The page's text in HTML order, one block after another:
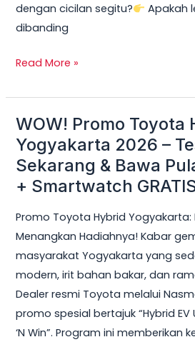
dengan cicilan segitu?
Apakah
dibanding
Jutaan,
DP
&
Read More »
WOW! Promo Toyota
Yogyakarta 2026 –
Sekarang & Bawa
+ Smartwatch
Promo Toyota Hybrid Yogyakarta:
Menangkan Hadiahnya! Kabar
masyarakat Yogyakarta yang
modern, irit bahan bakar, dan
Dealer resmi Toyota melalui
promo spesial bertajuk “Hybrid EV
‘N Win”. Program ini memberikan
WOW!
Promo
Toyota
Hybrid
2026
–
Test
Drive
Sekarang
&
Bawa